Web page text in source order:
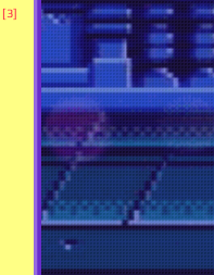
[3]